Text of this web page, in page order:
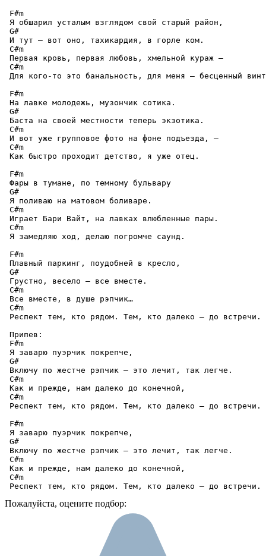
F#m
Я обшарил усталым взглядом свой старый район,
G#
И тут – вот оно, тахикардия, в горле ком.
C#m
Первая кровь, первая любовь, хмельной кураж —
C#m
Для кого-то это банальность, для меня – бесценный
F#m
На лавке молодежь, музончик сотика.
G#
Баста на своей местности теперь экзотика.
C#m
И вот уже групповое фото на фоне подъезда, —
C#m
Как быстро проходит детство, я уже отец.
F#m
Фары в тумане, по темному бульвару
G#
Я поливаю на матовом боливаре.
C#m
Играет Бари Вайт, на лавках влюбленные пары.
C#m
Я замедляю ход, делаю погромче саунд.
F#m
Плавный паркинг, поудобней в кресло,
G#
Грустно, весело — все вместе.
C#m
Все вместе, в душе рэпчик…
C#m
Респект тем, кто рядом. Тем, кто далеко – до встречи.
Припев:
F#m
Я заварю пуэрчик покрепче,
G#
Включу по жестче рэпчик — это лечит, так легче.
C#m
Как и прежде, нам далеко до конечной,
C#m
Респект тем, кто рядом. Тем, кто далеко – до встречи.
F#m
Я заварю пуэрчик покрепче,
G#
Включу по жестче рэпчик — это лечит, так легче.
C#m
Как и прежде, нам далеко до конечной,
C#m
Респект тем, кто рядом. Тем, кто далеко – до встречи.
Пожалуйста, оцените подбор: